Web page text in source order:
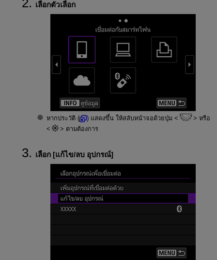
เลือกตัวเลือก
หากประวัติ ( ) แสดงขึ้น ให้สลับหน้าจอด้วยปุ่ม
หรือ
ตามต้องการ
เลือก [แก้ไข/ลบ อุปกรณ์]